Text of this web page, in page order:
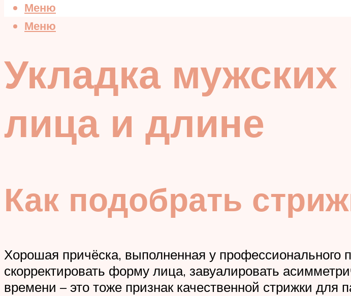
Меню
Меню
Укладка
лица и длине
Как подобрать
Хорошая причёска, выполненная у профессионального
скорректировать форму лица, завуалировать
времени – это тоже признак качественной стрижки для